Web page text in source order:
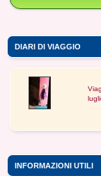
DIARI DI VIAGGIO
INFORMAZIONI UTILI